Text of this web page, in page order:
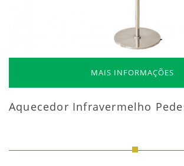
MAIS INFORMAÇÕES